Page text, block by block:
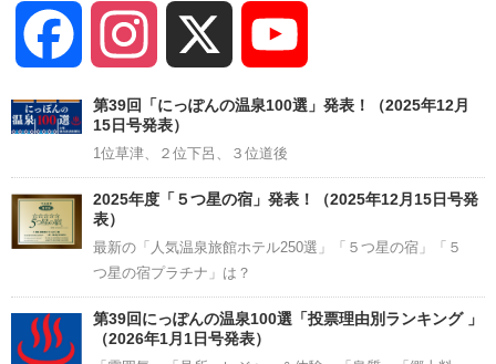
Facebook Instagram
Channel
第39回「にっぽんの温泉100選」発表！（2025年12月
15日号発表）
1位草津、２位下呂、３位道後
2025年度「５つ星の宿」発表！（2025年12月15日号発
表）
最新の「人気温泉旅館ホテル250選」「５つ星の宿」「５
つ星の宿プラチナ」は？
第39回にっぽんの温泉100選「投票理由別ランキング 」
（2026年1月1日号発表）